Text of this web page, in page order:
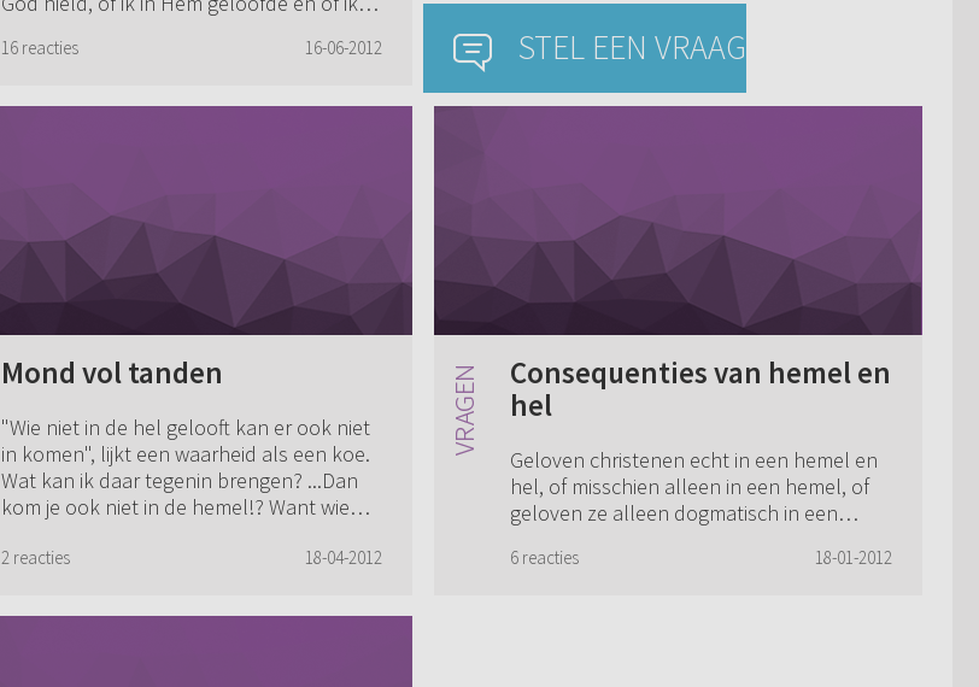
ontvangen. Die...
16 reacties 16-06-2012 STEL EEN VRAAG
Mond vol tanden
"Wie niet in de hel gelooft kan er ook niet
in komen", lijkt een waarheid als een koe.
Wat kan ik daar tegenin brengen? ...Dan
kom je ook niet in de hemel!? Want wie
2 reacties 18-04-2012
Consequenties van hemel en
hel
Geloven christenen echt in een hemel en
hel, of misschien alleen in een hemel, of
geloven ze alleen dogmatisch in een
dus...). Als christenen echt in een hemel
6 reacties 18-01-2012